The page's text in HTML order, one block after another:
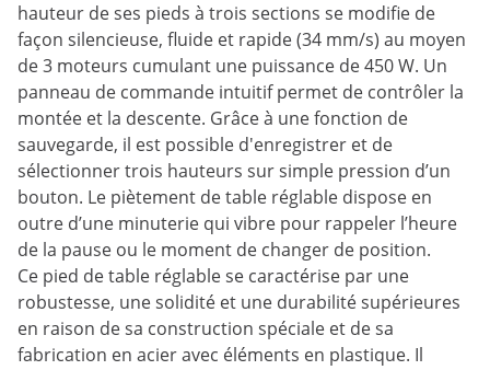
hauteur de ses pieds à trois sections se modifie de
façon silencieuse, fluide et rapide (34 mm/s) au moyen
de 3 moteurs cumulant une puissance de 450 W. Un
panneau de commande intuitif permet de contrôler la
montée et la descente. Grâce à une fonction de
sauvegarde, il est possible d'enregistrer et de
sélectionner trois hauteurs sur simple pression d’un
bouton. Le piètement de table réglable dispose en
outre d’une minuterie qui vibre pour rappeler l’heure
de la pause ou le moment de changer de position.
Ce pied de table réglable se caractérise par une
robustesse, une solidité et une durabilité supérieures
en raison de sa construction spéciale et de sa
fabrication en acier avec éléments en plastique. Il